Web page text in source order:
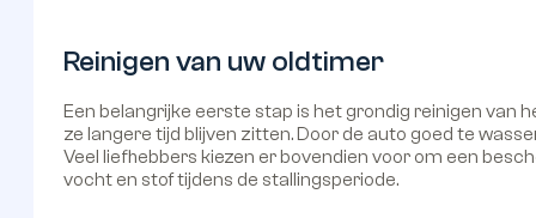
Reinigen van uw oldtimer
Een belangrijke eerste stap is het grondig reinigen van
ze langere tijd blijven zitten. Door de auto goed te
Veel liefhebbers kiezen er bovendien voor om een
vocht en stof tijdens de stallingsperiode.